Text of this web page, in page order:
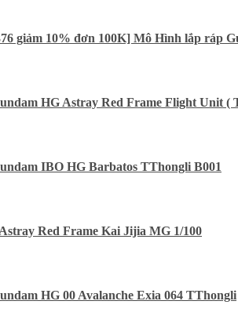
giảm 10% đơn 100K] Mô Hình lắp ráp
HG Astray Red Frame Flight Unit (
IBO HG Barbatos TThongli B001
Red Frame Kai Jijia MG 1/100
HG 00 Avalanche Exia 064 TThongli